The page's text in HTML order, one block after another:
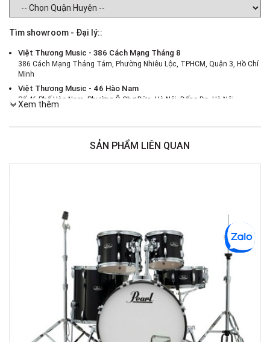
Tìm showroom - Đại lý::
Việt Thương Music - 386 Cách Mạng Tháng 8
386 Cách Mạng Tháng Tám, Phường Nhiêu Lộc, TPHCM, Quận 3, Hồ Chí
Minh
Việt Thương Music - 46 Hào Nam
Số 46 Phố Hào Nam, Phường Ô Chợ Dừa, Hà Nội, Đống Đa, Hà Nội
180B Võ Thị Sáu, Phường Xuân Hòa, TPHCM, Quận 3, Hồ Chí Minh
Việt Thương Music - 187 Trường Chinh, Hà Nội
Số 187 đường Trường Chinh, Phường Phương Liệt, Hà Nội, Thanh Xuân ,
Việt Thương Music - 357 Cộng Hòa
357 Cộng Hòa, Phường Tân Bình, TPHCM, Quận Tân Bình, Hồ Chí Minh
Việt Thương Music - 442 Lũy Bán Bích
442 Lũy Bán Bích, Phường Tân Phú, TPHCM, Quận Tân Phú, Hồ Chí Minh
Việt Thương Music - 12 Quốc Hương
Tầng G, Tòa nhà Thảo Điền Pearl, 12 Quốc Hương, Phường An Khánh,
TPHCM, Quận 2, Hồ Chí Minh
Việt Thương Music - Phường Gò Vấp
11 Đường số 3, Khu dân cư Cityland Park Hill, Phường Gò Vấp, TPHCM,
Quận Gò Vấp, Hồ Chí Minh
Việt Thương Music - Thanh Khê
Xem thêm
SẢN PHẨM LIÊN QUAN